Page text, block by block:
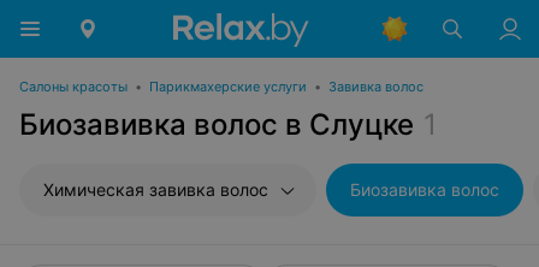
Салоны красоты • Парикмахерские услуги • Завивка волос
Биозавивка волос в Слуцке 1
Химическая завивка волос Биозавивка волос